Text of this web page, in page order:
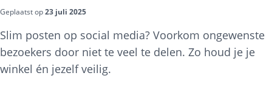
Geplaatst op23 juli 2025
Slim posten op social media? Voorkom ongewenste
bezoekers door niet te veel te delen. Zo houd je je
winkel én jezelf veilig.